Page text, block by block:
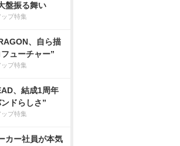
盤振る舞い
プ特集
、自ら描
ューチャー”
プ特集
、結成1周年
ドらしさ”
プ特集
カー社員が本気